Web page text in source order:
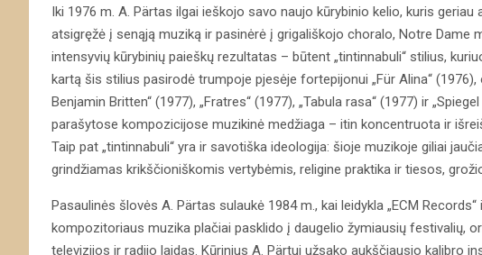
Iki 1976 m. A. Pärtas ilgai ieškojo savo naujo kūrybinio kelio, kuris
atsigręžė į senąją muziką ir pasinėrė į grigališkojo choralo, Notre Dame
intensyvių kūrybinių paieškų rezultatas – būtent „tintinnabuli“ stilius,
kartą šis stilius pasirodė trumpoje pjesėje fortepijonui „Für Alina“
Benjamin Britten“ (1977), „Fratres“ (1977), „Tabula rasa“ (1977) ir
parašytose kompozicijose muzikinė medžiaga – itin koncentruota ir
Taip pat „tintinnabuli“ yra ir savotiška ideologija: šioje muzikoje giliai
grindžiamas krikščioniškomis vertybėmis, religine praktika ir tiesos,
Pasaulinės šlovės A. Pärtas sulaukė 1984 m., kai leidykla „ECM
kompozitoriaus muzika plačiai pasklido į daugelio žymiausių festivalių,
televizijos ir radijo laidas. Kūrinius A. Pärtui užsako aukščiausio kalibro